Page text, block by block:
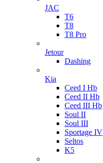
JAC
T6
T8
T8 Pro
Jetour
Dashing
Kia
Ceed I Hb
Ceed II Hb
Ceed III Hb
Soul II
Soul III
Sportage IV
Seltos
K5